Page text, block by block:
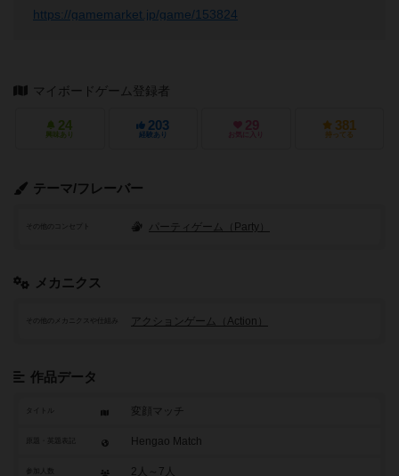
https://gamemarket.jp/game/153824
マイボードゲーム登録者
24
興味あり
203
経験あり
29
お気に入り
381
持ってる
テーマ/フレーバー
その他のコンセプト パーティゲーム（Party）
メカニクス
その他のメカニクスや仕組み アクションゲーム（Action）
作品データ
タイトル 変顔マッチ
Hengao Match
参加人数 2人～7人